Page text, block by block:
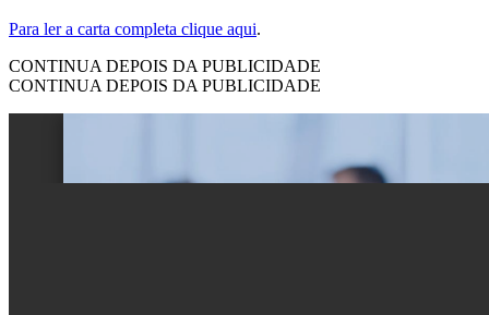
Para ler a carta completa clique aqui.
CONTINUA DEPOIS DA PUBLICIDADE
CONTINUA DEPOIS DA PUBLICIDADE